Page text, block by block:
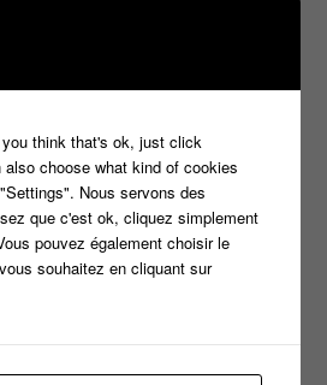
jeux tv
TV Julien Courbet Jérémy Michalak
boccolini le maillon faible m6
drop
les paroles
tf1
think that's ok, just click
choose what kind of cookies
Nous servons des
que c'est ok, cliquez simplement
pouvez également choisir le
souhaitez en cliquant sur